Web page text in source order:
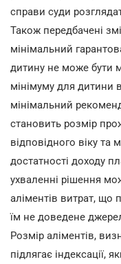
справи суди
Також передбачені
мінімальний
дитину не може бути
мінімуму для дитини
мінімальний
становить розмір
відповідного віку
достатності доходу
ухваленні рішення
аліментів витрат, що
їм не доведене
Розмір аліментів,
підлягає індексації,